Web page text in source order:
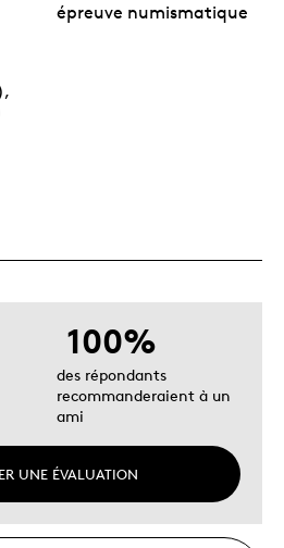
épreuve numismatique
UNE ÉVALUATION
100%
des répondants
recommanderaient à un
ami